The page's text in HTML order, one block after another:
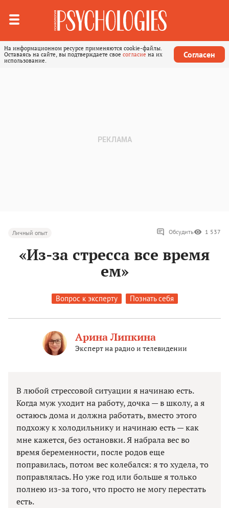
На информационном ресурсе применяются cookie-файлы.
Оставаясь на сайте, вы подтверждаете свое согласие на их
использование.
Согласен
Личный опыт Обсудить 1 537
«Из-за стресса все время
ем»
Вопрос к эксперту Познать себя
Арина Липкина
Эксперт на радио и телевидении
В любой стрессовой ситуации я начинаю есть.
Когда муж уходит на работу, дочка — в школу, а я
остаюсь дома и должна работать, вместо этого
подхожу к холодильнику и начинаю есть — как
мне кажется, без остановки. Я набрала вес во
время беременности, после родов еще
поправилась, потом вес колебался: я то худела, то
поправлялась. Но уже год или больше я только
полнею из-за того, что просто не могу перестать
есть.